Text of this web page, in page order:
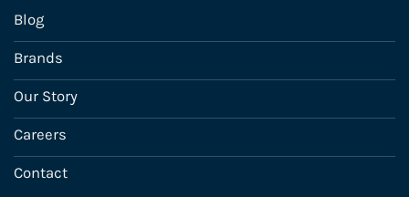
Blog
Brands
Our Story
Careers
Contact